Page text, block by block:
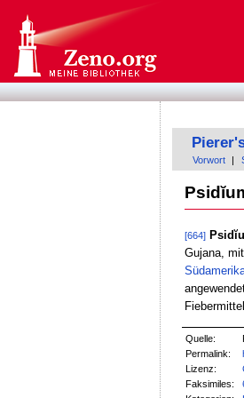
Vorwort
[664]
Gujana,
Quelle:
Permalink:
Lizenz:
Faksimiles: